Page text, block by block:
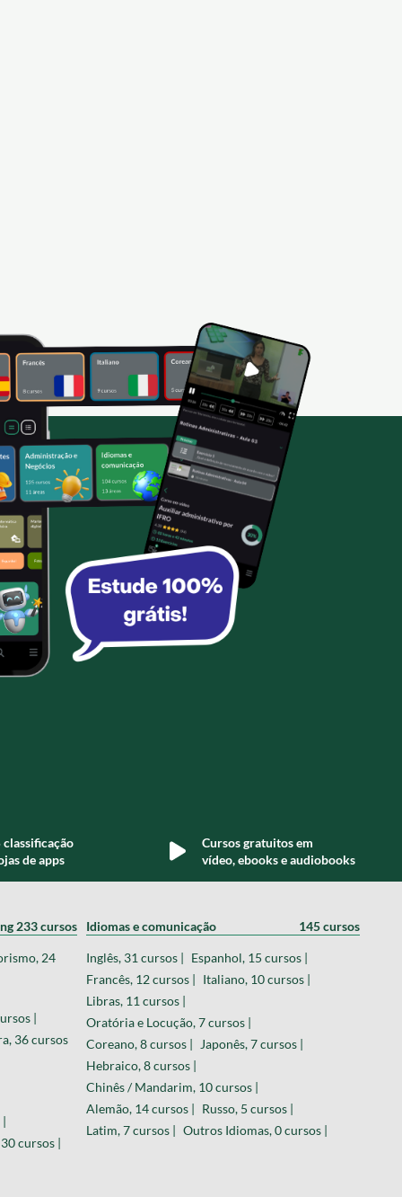
classificação
de apps
Cursos gratuitos em
vídeo, ebooks e audiobooks
233 cursos
24
|
36 cursos
cursos |
Idiomas e comunicação 145 cursos
Inglês, 31 cursos | Espanhol, 15 cursos |
Francês, 12 cursos | Italiano, 10 cursos |
Libras, 11 cursos |
Oratória e Locução, 7 cursos |
Coreano, 8 cursos |
Japonês, 7 cursos |
Hebraico, 8 cursos |
Chinês / Mandarim, 10 cursos |
Alemão, 14 cursos | Russo, 5 cursos |
Latim, 7 cursos | Outros Idiomas, 0 cursos |